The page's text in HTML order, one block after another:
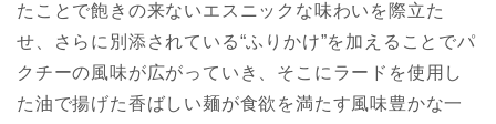
たことで飽きの来ないエスニックな味わいを際立た
せ、さらに別添されている“ふりかけ”を加えることでパ
クチーの風味が広がっていき、そこにラードを使用し
た油で揚げた香ばしい麺が食欲を満たす風味豊かな一